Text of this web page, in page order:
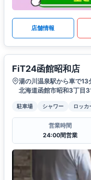
店舗情報
FiT24函館昭和店
湯の川温泉駅から車で13
北海道函館市昭和3丁目
駐車場 シャワー ロッカ
営業時間
24:00間営業